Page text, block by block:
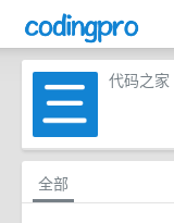
代码之家
全部